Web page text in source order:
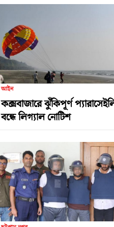
আইন
কক্সবাজারে ঝুঁকিপূর্ণ
বন্ধে লিগ্যাল নোটিশ